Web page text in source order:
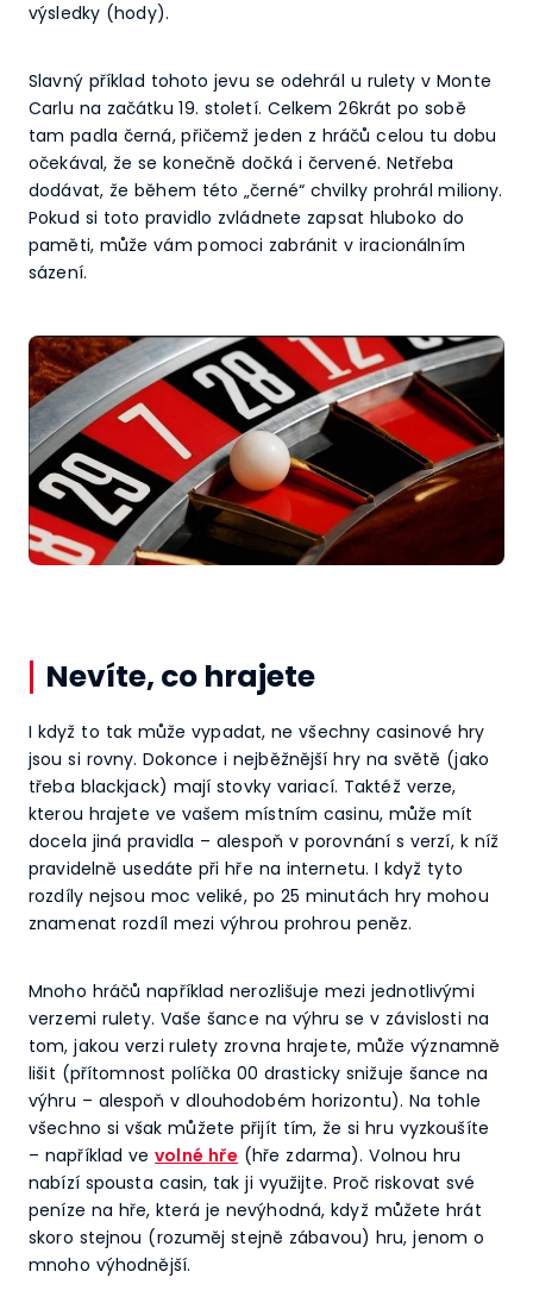
výsledky (hody).
Slavný příklad tohoto jevu se odehrál u rulety v Monte
Carlu na začátku 19. století. Celkem 26krát po sobě
tam padla černá, přičemž jeden z hráčů celou tu dobu
očekával, že se konečně dočká i červené. Netřeba
dodávat, že během této „černé“ chvilky prohrál miliony.
Pokud si toto pravidlo zvládnete zapsat hluboko do
paměti, může vám pomoci zabránit v iracionálním
sázení.
Nevíte, co hrajete
I když to tak může vypadat, ne všechny casinové hry
jsou si rovny. Dokonce i nejběžnější hry na světě (jako
třeba blackjack) mají stovky variací. Taktéž verze,
kterou hrajete ve vašem místním casinu, může mít
docela jiná pravidla – alespoň v porovnání s verzí, k níž
pravidelně usedáte při hře na internetu. I když tyto
rozdíly nejsou moc veliké, po 25 minutách hry mohou
znamenat rozdíl mezi výhrou prohrou peněz.
Mnoho hráčů například nerozlišuje mezi jednotlivými
verzemi rulety. Vaše šance na výhru se v závislosti na
tom, jakou verzi rulety zrovna hrajete, může významně
lišit (přítomnost políčka 00 drasticky snižuje šance na
výhru – alespoň v dlouhodobém horizontu). Na tohle
všechno si však můžete přijít tím, že si hru vyzkoušíte
– například vevolné hře (hře zdarma). Volnou hru
nabízí spousta casin, tak ji využijte. Proč riskovat své
peníze na hře, která je nevýhodná, když můžete hrát
skoro stejnou (rozuměj stejně zábavou) hru, jenom o
mnoho výhodnější.